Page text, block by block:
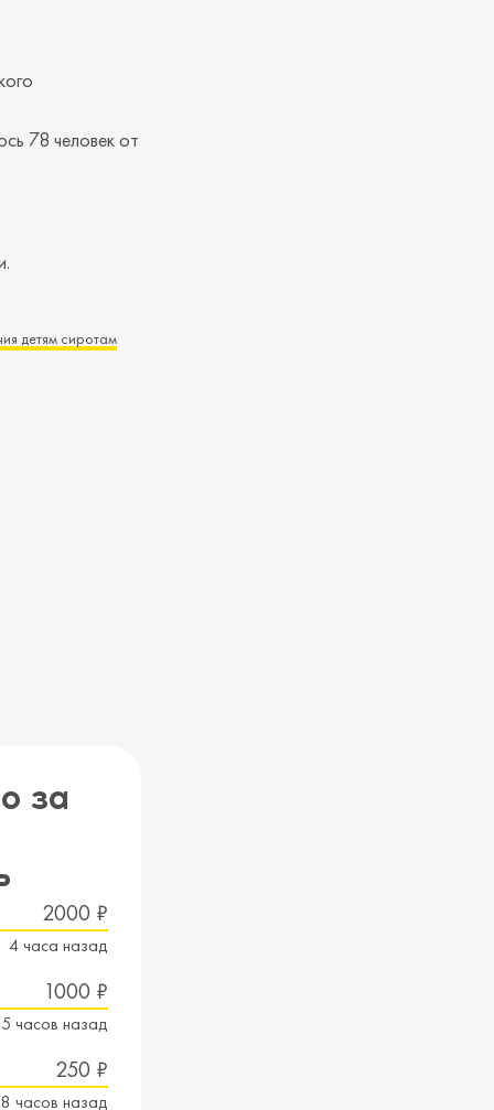
78 человек от
детям сиротам
за
2000 ₽
4 часа назад
1000 ₽
5 часов назад
250 ₽
8 часов назад